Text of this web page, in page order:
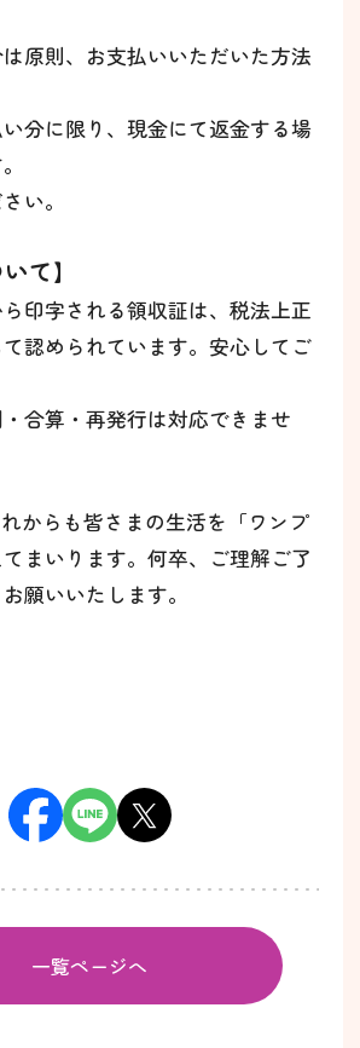
原則、お支払いいただいた方法
に限り、現金にて返金する場
い。
て】
印字される領収証は、税法上正
認められています。 安心してご
合算・再発行は対応できませ
からも皆さまの生活を「ワンプ
まいります。 何卒、ご理解ご了
願いいたします。
一覧ページへ